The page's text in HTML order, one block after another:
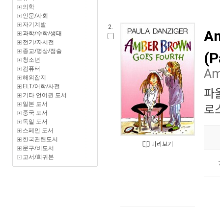
의학
인문/사회
자기계발
과학/수학/생태
전기/자서전
종교/명상/점술
청소년
컴퓨터
해외잡지
ELT/어학/사전
기타 언어권 도서
일본 도서
중국 도서
독일 도서
스페인 도서
한국관련도서
문구/비도서
고서/희귀본
2.
미리보기
파
로